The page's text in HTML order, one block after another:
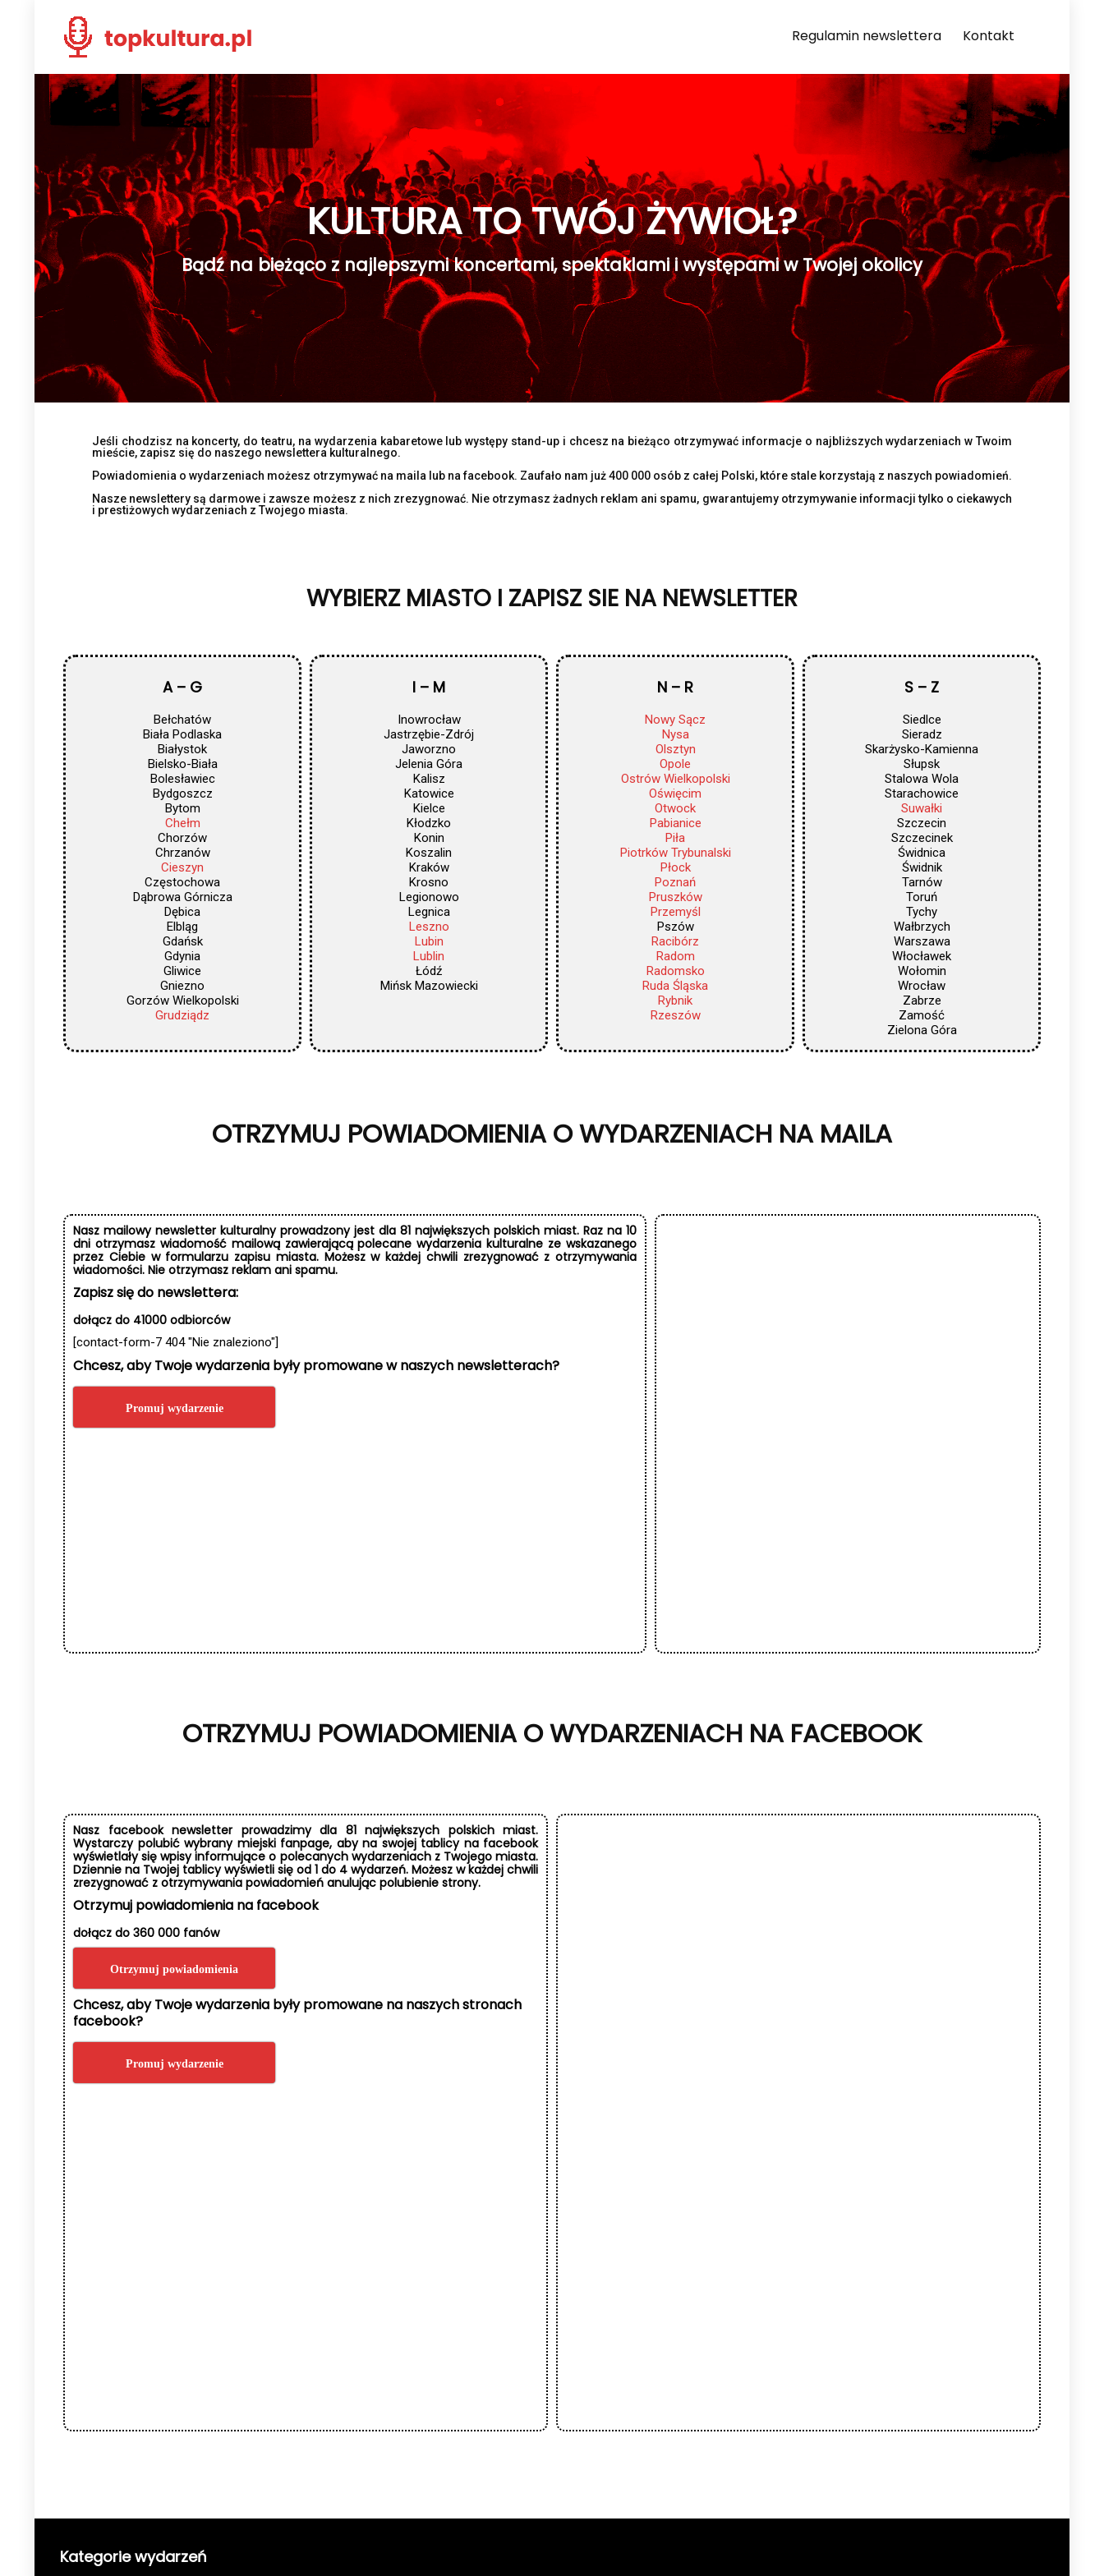
Regulamin newslettera Kontakt
KULTURA TO TWÓJ ŻYWIOŁ?
Bądź na bieżąco z najlepszymi koncertami, spektaklami i występami w Twojej okolicy
Jeśli chodzisz na koncerty, do teatru, na wydarzenia kabaretowe lub występy stand-up i chcesz na bieżąco otrzymywać informacje o najbliższych wydarzeniach w Twoim
mieście, zapisz się do naszego newslettera kulturalnego.
Powiadomienia o wydarzeniach możesz otrzymywać na maila lub na facebook. Zaufało nam już 400 000 osób z całej Polski, które stale korzystają z naszych powiadomień.
Nasze newslettery są darmowe i zawsze możesz z nich zrezygnować. Nie otrzymasz żadnych reklam ani spamu, gwarantujemy otrzymywanie informacji tylko o ciekawych
i prestiżowych wydarzeniach z Twojego miasta.
WYBIERZ MIASTO I ZAPISZ SIE NA NEWSLETTER
A – G
Bełchatów
Biała Podlaska
Białystok
Bielsko-Biała
Bolesławiec
Bydgoszcz
Bytom
Chełm
Chorzów
Chrzanów
Cieszyn
Częstochowa
Dąbrowa Górnicza
Dębica
Elbląg
Gdańsk
Gdynia
Gliwice
Gniezno
Gorzów Wielkopolski
Grudziądz
I – M
Inowrocław
Jastrzębie-Zdrój
Jaworzno
Jelenia Góra
Kalisz
Katowice
Kielce
Kłodzko
Konin
Koszalin
Kraków
Krosno
Legionowo
Legnica
Leszno
Lubin
Lublin
Łódź
Mińsk Mazowiecki
N – R
Nowy Sącz
Nysa
Olsztyn
Opole
Ostrów Wielkopolski
Oświęcim
Otwock
Pabianice
Piła
Piotrków Trybunalski
Płock
Poznań
Pruszków
Przemyśl
Pszów
Racibórz
Radom
Radomsko
Ruda Śląska
Rybnik
Rzeszów
S – Z
Siedlce
Sieradz
Skarżysko-Kamienna
Słupsk
Stalowa Wola
Starachowice
Suwałki
Szczecin
Szczecinek
Świdnica
Świdnik
Tarnów
Toruń
Tychy
Wałbrzych
Warszawa
Włocławek
Wołomin
Wrocław
Zabrze
Zamość
Zielona Góra
OTRZYMUJ POWIADOMIENIA O WYDARZENIACH NA MAILA
Nasz mailowy newsletter kulturalny prowadzony jest dla 81 największych polskich miast. Raz na 10
dni otrzymasz wiadomość mailową zawierającą polecane wydarzenia kulturalne ze wskazanego
przez Ciebie w formularzu zapisu miasta. Możesz w każdej chwili zrezygnować z otrzymywania
wiadomości. Nie otrzymasz reklam ani spamu.
Zapisz się do newslettera:
dołącz do 41000 odbiorców
[contact-form-7 404 "Nie znaleziono"]
Chcesz, aby Twoje wydarzenia były promowane w naszych newsletterach?
Promuj wydarzenie
OTRZYMUJ POWIADOMIENIA O WYDARZENIACH NA FACEBOOK
Nasz facebook newsletter prowadzimy dla 81 największych polskich miast.
Wystarczy polubić wybrany miejski fanpage, aby na swojej tablicy na facebook
wyświetlały się wpisy informujące o polecanych wydarzeniach z Twojego miasta.
Dziennie na Twojej tablicy wyświetli się od 1 do 4 wydarzeń. Możesz w każdej chwili
zrezygnować z otrzymywania powiadomień anulując polubienie strony.
Otrzymuj powiadomienia na facebook
dołącz do 360 000 fanów
Otrzymuj powiadomienia
Chcesz, aby Twoje wydarzenia były promowane na naszych stronach
facebook?
Promuj wydarzenie
Kategorie wydarzeń